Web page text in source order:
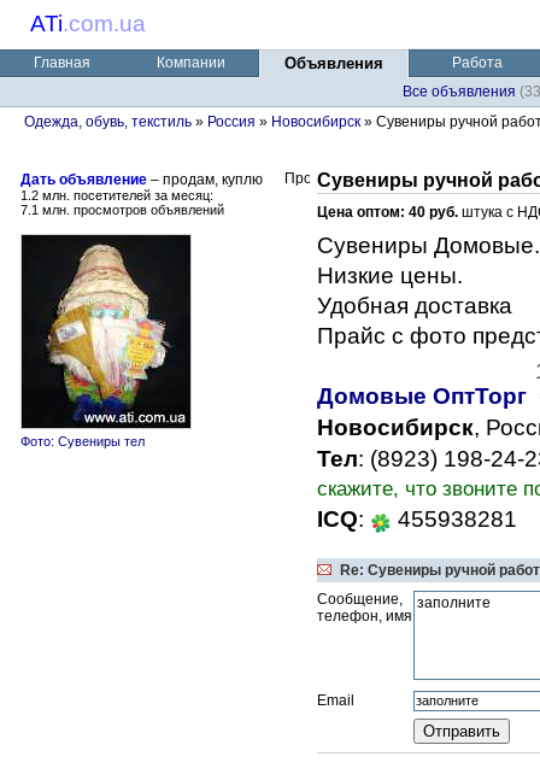
ATi.com.ua
Главная Компании Объявления
Работа
Все объявления
Одежда, обувь, текстиль » Россия » Новосибирск » Сувениры ручной
Дать объявление – продам, куплю
1.2 млн. посетителей за месяц:
7.1 млн. просмотров объявлений
Фото: Сувениры тел
Сувениры ручной
Цена оптом: 40 руб. штука с
Сувениры
Низкие цены.
Удобная доставка
Прайс с фото
Домовые ОптТорг
Новосибирск,
Тел: (8923) 198-24-
скажите, что звоните
ICQ: 455938281
Re: Сувениры ручной
Сообщение,
телефон, имя
Email